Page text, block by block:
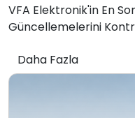
VFA Elektronik'in En
Güncellemelerini
Daha Fazla